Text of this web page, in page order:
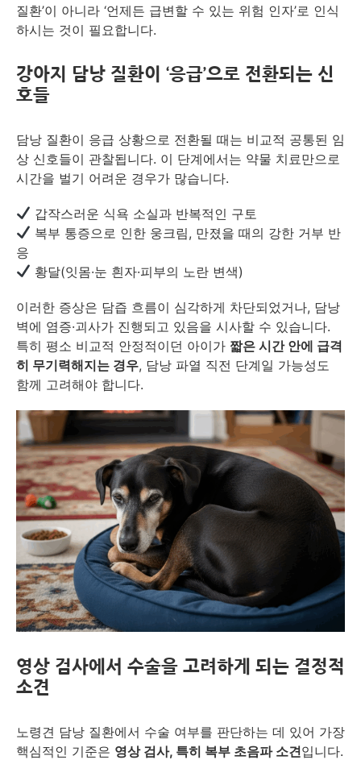
질환’이 아니라 ‘언제든 급변할 수 있는 위험 인자’로 인식
하시는 것이 필요합니다.
강아지 담낭 질환이 ‘응급’으로 전환되는 신
호들
담낭 질환이 응급 상황으로 전환될 때는 비교적 공통된 임
상 신호들이 관찰됩니다. 이 단계에서는 약물 치료만으로
시간을 벌기 어려운 경우가 많습니다.
갑작스러운 식욕 소실과 반복적인 구토
복부 통증으로 인한 웅크림, 만졌을 때의 강한 거부 반
응
황달(잇몸·눈 흰자·피부의 노란 변색)
이러한 증상은 담즙 흐름이 심각하게 차단되었거나, 담낭
벽에 염증·괴사가 진행되고 있음을 시사할 수 있습니다.
특히 평소 비교적 안정적이던 아이가 짧은 시간 안에 급격
히 무기력해지는 경우, 담낭 파열 직전 단계일 가능성도
함께 고려해야 합니다.
영상 검사에서 수술을 고려하게 되는 결정적
소견
노령견 담낭 질환에서 수술 여부를 판단하는 데 있어 가장
핵심적인 기준은 영상 검사, 특히 복부 초음파 소견입니다.